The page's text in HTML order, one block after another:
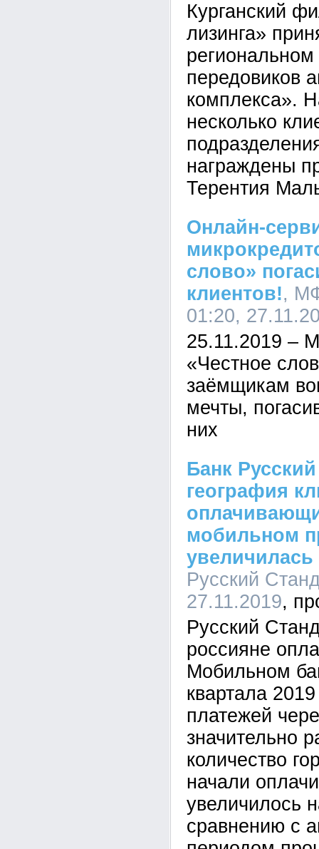
Курганский
лизинга»
передовиков
комплекса».
несколько
награждены
Терентия
Онлайн-
слово»
клиентов!,
01:20,
25.11.2019 –
«Честное
заёмщикам
мечты,
них
Банк
география
мобильном
увеличилась
Русский
27.11.2019
Русский
россияне
Мобильном
квартала
платежей
значительно
количество
начали
увеличилось
сравнению с